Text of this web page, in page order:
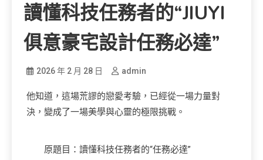
讀懂科技任務者的“JIUYI
俱意豪宅設計任務必達”
2026 年 2 月 28 日 admin
他知道，這場荒謬的戀愛考驗，已經從一場力量對
決，變成了一場美學與心靈的極限挑戰。
原題目：讀懂科技任務者的“任務必達”